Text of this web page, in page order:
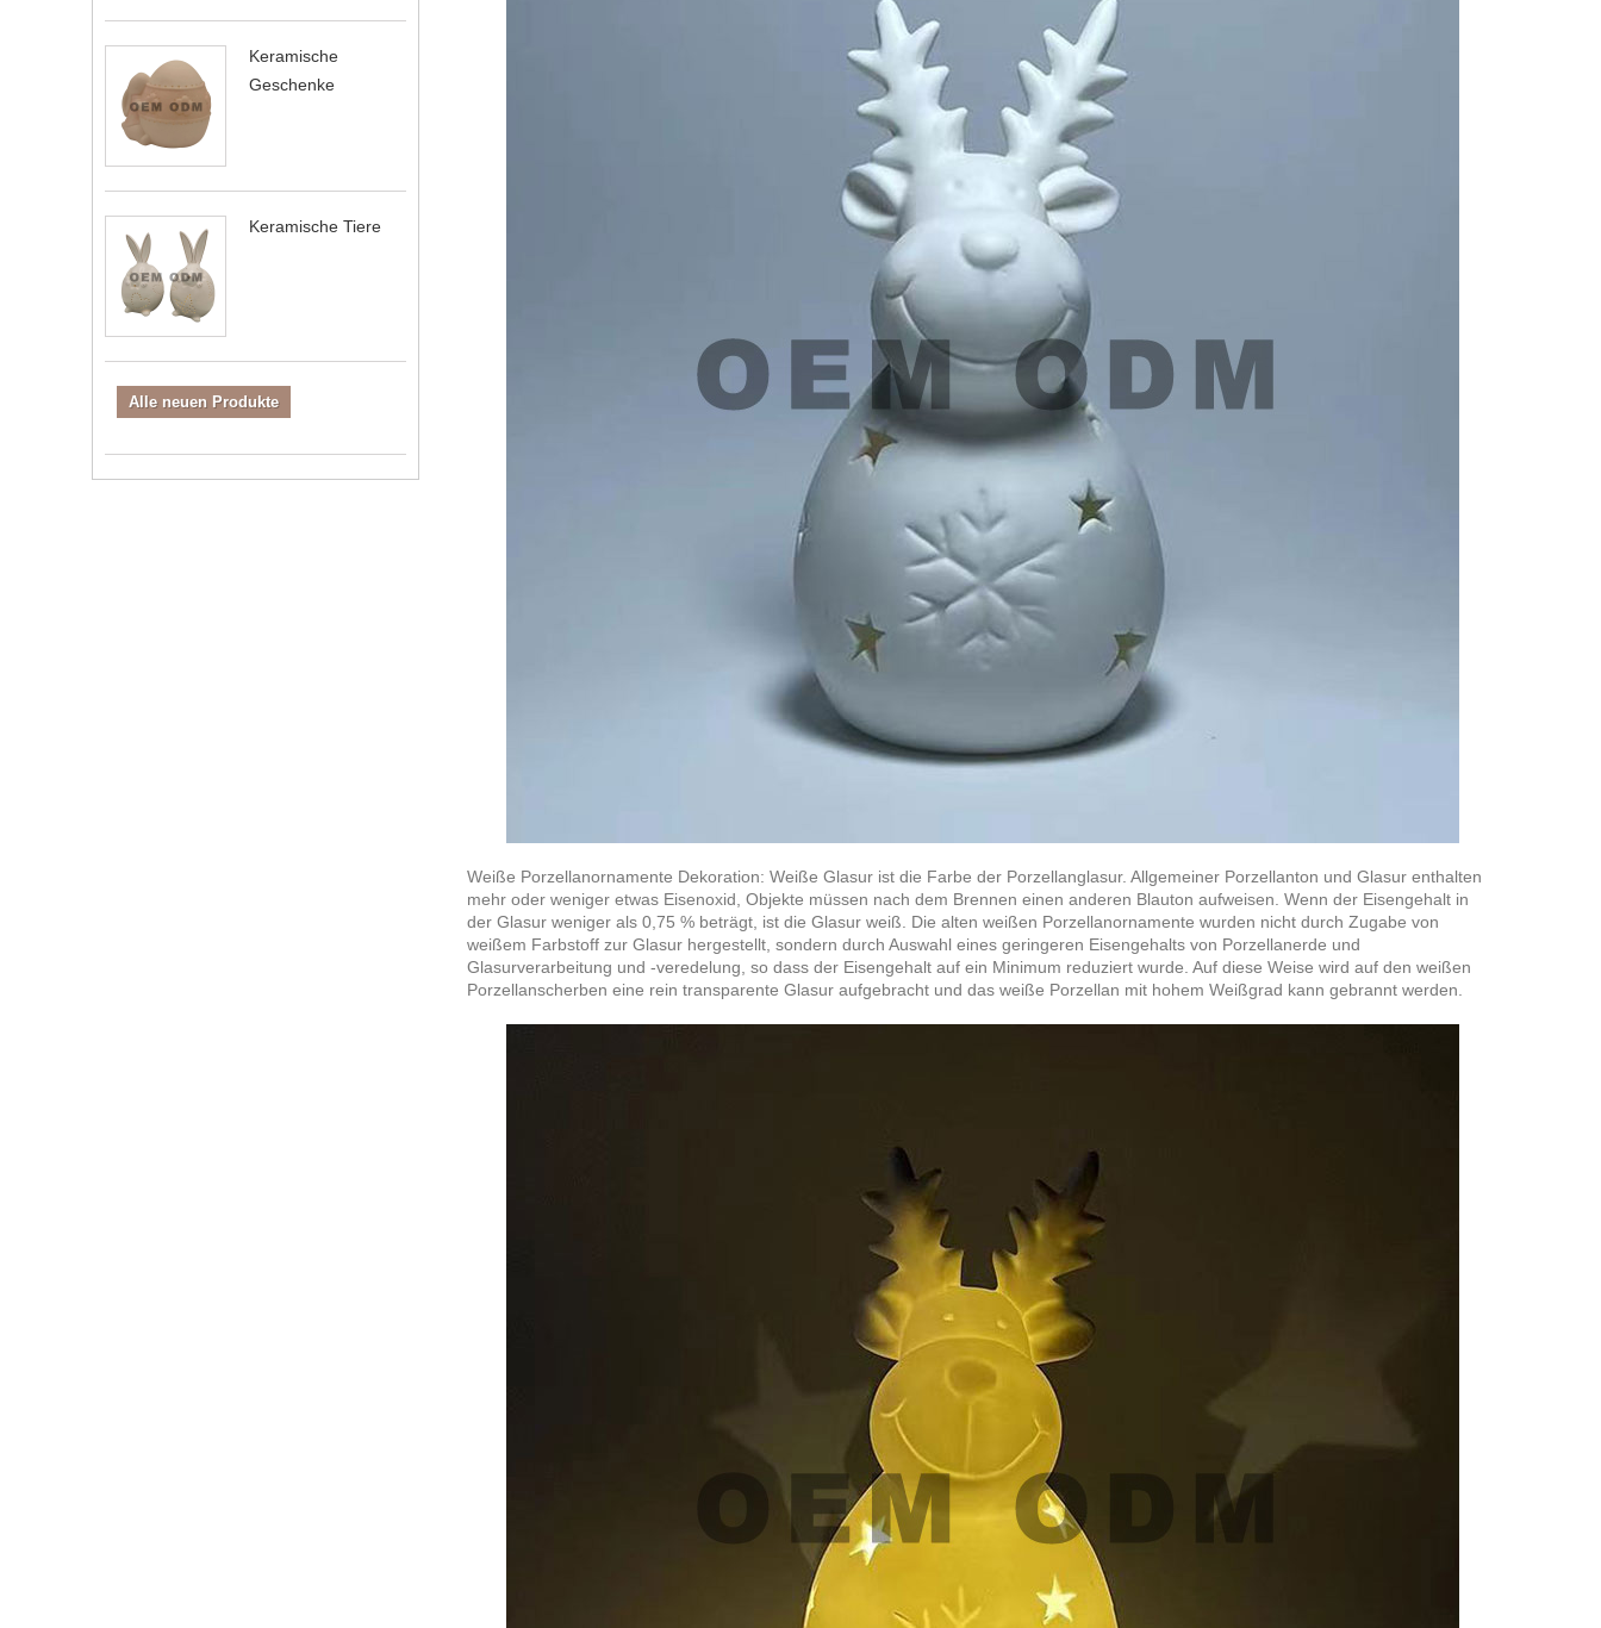
Keramische
Geschenke
Keramische Tiere
Alle neuen Produkte
Weiße Porzellanornamente Dekoration: Weiße Glasur ist die Farbe der Porzellanglasur. Allgemeiner Porzellanton und Glasur enthalten
mehr oder weniger etwas Eisenoxid, Objekte müssen nach dem Brennen einen anderen Blauton aufweisen. Wenn der Eisengehalt in
der Glasur weniger als 0,75 % beträgt, ist die Glasur weiß. Die alten weißen Porzellanornamente wurden nicht durch Zugabe von
weißem Farbstoff zur Glasur hergestellt, sondern durch Auswahl eines geringeren Eisengehalts von Porzellanerde und
Glasurverarbeitung und -veredelung, so dass der Eisengehalt auf ein Minimum reduziert wurde. Auf diese Weise wird auf den weißen
Porzellanscherben eine rein transparente Glasur aufgebracht und das weiße Porzellan mit hohem Weißgrad kann gebrannt werden.